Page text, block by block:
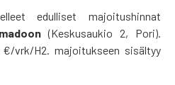
edulliset majoitushinnat
(Keskusaukio 2, Pori).
vrk/H2. majoitukseen sisältyy